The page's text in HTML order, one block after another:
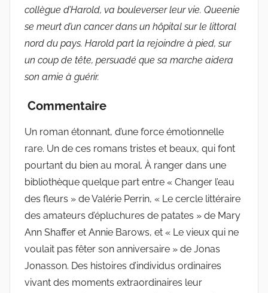
collègue d’Harold, va bouleverser leur vie. Queenie
se meurt d’un cancer dans un hôpital sur le littoral
nord du pays. Harold part la rejoindre à pied, sur
un coup de tête, persuadé que sa marche aidera
son amie à guérir.
Commentaire
Un roman étonnant, d’une force émotionnelle
rare. Un de ces romans tristes et beaux, qui font
pourtant du bien au moral. À ranger dans une
bibliothèque quelque part entre « Changer l’eau
des fleurs » de Valérie Perrin, « Le cercle littéraire
des amateurs d’épluchures de patates » de Mary
Ann Shaffer et Annie Barows, et « Le vieux qui ne
voulait pas fêter son anniversaire » de Jonas
Jonasson. Des histoires d’individus ordinaires
vivant des moments extraordinaires leur